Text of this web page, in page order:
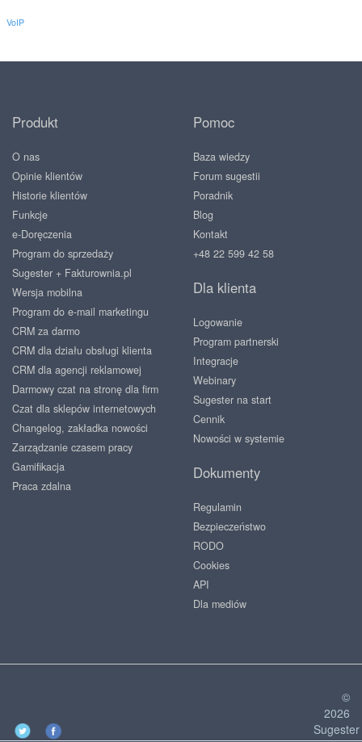
VoIP
Produkt
O nas
Opinie klientów
Historie klientów
Funkcje
e-Doręczenia
Program do sprzedaży
Sugester + Fakturownia.pl
Wersja mobilna
Program do e-mail marketingu
CRM za darmo
CRM dla działu obsługi klienta
CRM dla agencji reklamowej
Darmowy czat na stronę dla firm
Czat dla sklepów internetowych
Changelog, zakładka nowości
Zarządzanie czasem pracy
Gamifikacja
Praca zdalna
Pomoc
Baza wiedzy
Forum sugestii
Poradnik
Blog
Kontakt
+48 22 599 42 58
Dla klienta
Logowanie
Program partnerski
Integracje
Webinary
Sugester na start
Cennik
Nowości w systemie
Dokumenty
Regulamin
Bezpieczeństwo
RODO
Cookies
API
Dla mediów
©
2026
Sugester